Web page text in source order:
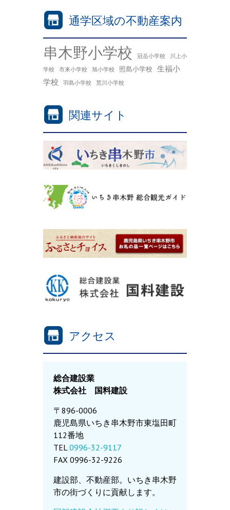
通学区域の不動産案内
串木野小学校 冠岳小学校
川上小
学校
市来小学校 旭小学校 照島小学校 生福小
学校
羽島小学校 荒川小学校
関連サイト
アクセス
総合建設業
株式会社 国料建設
〒896-0006
鹿児島県いちき串木野市東塩田町
112番地
TEL0996-32-9117
FAX 0996-32-9226
建設部、不動産部。いちき串木野
市の街づくりに貢献します。